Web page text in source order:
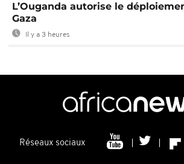
L’Ouganda autorise le
Gaza
Il y a 3 heures
Réseaux sociaux